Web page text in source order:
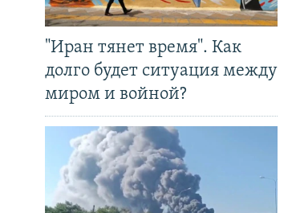
"Иран тянет время". Как
долго будет ситуация между
миром и войной?